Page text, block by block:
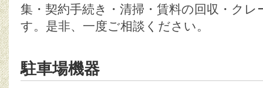
集・契約手続き・清掃・賃料の回収・ク
す。是非、一度ご相談ください。
駐車場機器